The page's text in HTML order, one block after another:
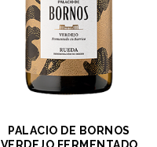
PALACIO DE BORNOS